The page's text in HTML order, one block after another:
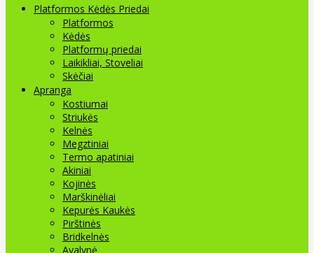
Platformos Kėdės Priedai
Platformos
Kėdės
Platformų priedai
Laikikliai, Stoveliai
Skėčiai
Apranga
Kostiumai
Striukės
Kelnės
Megztiniai
Termo apatiniai
Akiniai
Kojinės
Marškinėliai
Kepurės Kaukės
Pirštinės
Bridkelnės
Avalynė